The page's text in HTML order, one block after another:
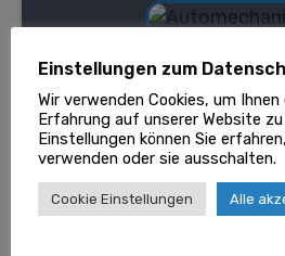
Wir entsorgen
Einstellungen zum
Wir verwenden Cookies, um
Erfahrung auf unserer Website
Einstellungen können Sie
verwenden oder sie ausschalten.
Cookie Einstellungen Alle